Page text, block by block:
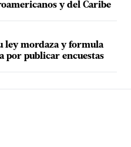
y del Caribe
ley mordaza y formula
por publicar encuestas